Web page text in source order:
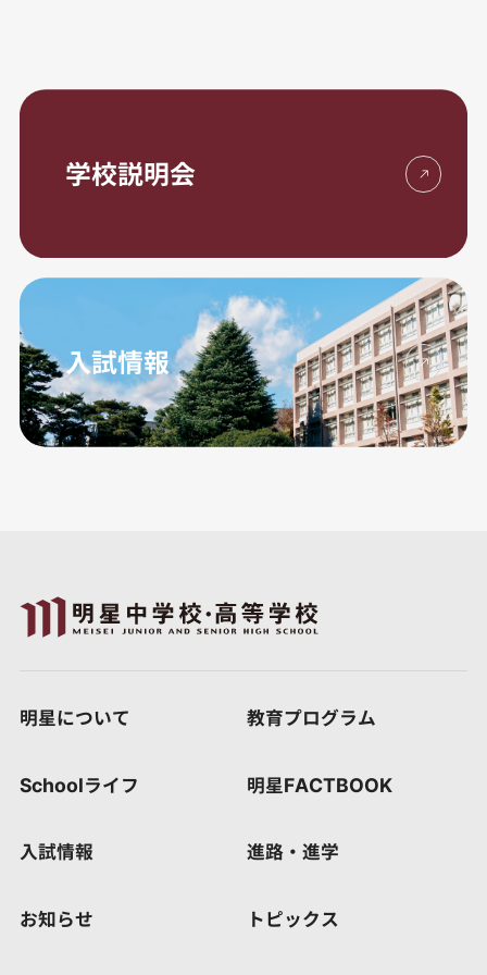
学校説明会
入試情報
明星について 教育プログラム
Schoolライフ 明星FACTBOOK
入試情報 進路・進学
お知らせ トピックス